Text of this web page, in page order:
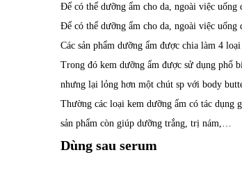
Để có thể dưỡng ẩm cho da, ngoài việc uống
Để có thể dưỡng ẩm cho da, ngoài việc uống
Các sản phẩm dưỡng ẩm được chia làm 4
Trong đó kem dưỡng ẩm được sử dụng phổ
nhưng lại lỏng hơn một chút sp với body
Thường các loại kem dưỡng ẩm có tác dụng
sản phẩm còn giúp dưỡng trắng, trị nám,…
Dùng sau serum